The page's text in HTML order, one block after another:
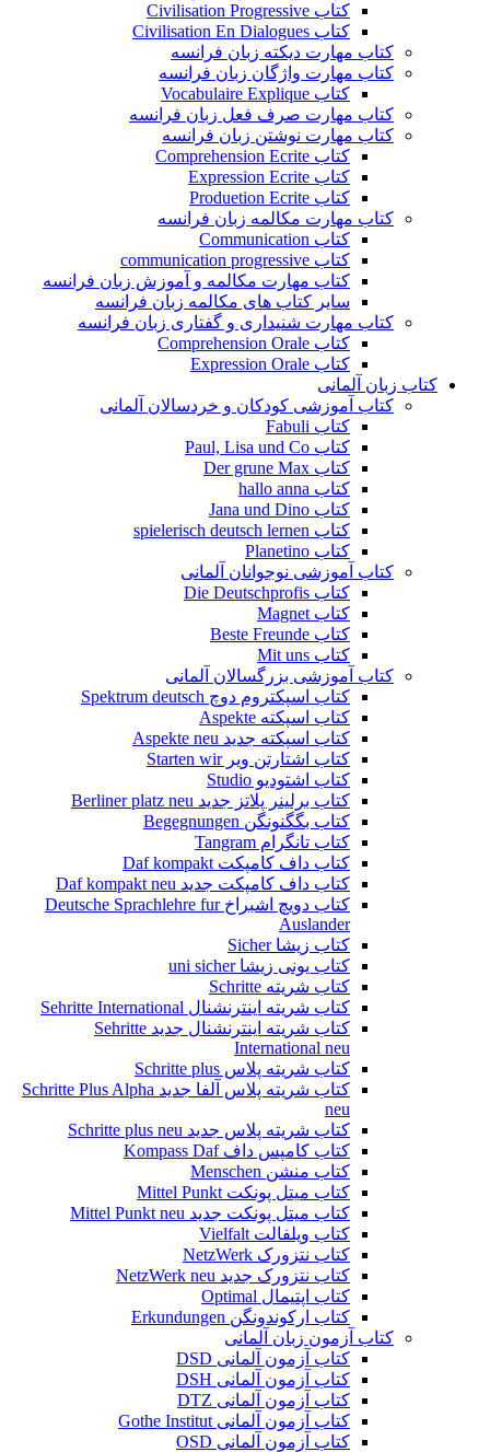
کتاب Civilisation Progressive
کتاب Civilisation En Dialogues
کتاب مهارت دیکته زبان فرانسه
کتاب مهارت واژگان زبان فرانسه
کتاب Vocabulaire Explique
کتاب مهارت صرف فعل زبان فرانسه
کتاب مهارت نوشتن زبان فرانسه
کتاب Comprehension Ecrite
کتاب Expression Ecrite
کتاب Produetion Ecrite
کتاب مهارت مکالمه زبان فرانسه
کتاب Communication
کتاب communication progressive
کتاب مهارت مکالمه و آموزش زبان فرانسه
سایر کتاب های مکالمه زبان فرانسه
کتاب مهارت شنیداری و گفتاری زبان فرانسه
کتاب Comprehension Orale
کتاب Expression Orale
کتاب زبان آلمانی
کتاب آموزشی کودکان و خردسالان آلمانی
کتاب Fabuli
کتاب Paul, Lisa und Co
کتاب Der grune Max
کتاب hallo anna
کتاب Jana und Dino
کتاب spielerisch deutsch lernen
کتاب Planetino
کتاب آموزشی نوجوانان آلمانی
کتاب Die Deutschprofis
کتاب Magnet
کتاب Beste Freunde
کتاب Mit uns
کتاب آموزشی بزرگسالان آلمانی
کتاب اسپکتروم دوچ Spektrum deutsch
کتاب اسپکته Aspekte
کتاب اسپکته جدید Aspekte neu
کتاب اشتارتن ویر Starten wir
کتاب اشتودیو Studio
کتاب برلینر پلاتز جدید Berliner platz neu
کتاب بگگنونگن Begegnungen
کتاب تانگرام Tangram
کتاب داف کامپکت Daf kompakt
کتاب داف کامپکت جدید Daf kompakt neu
کتاب دویچ اشبراخ Deutsche Sprachlehre fur
Auslander
کتاب زیشا Sicher
کتاب یونی زیشا uni sicher
کتاب شریته Schritte
کتاب شریته اینترنشنال Sehritte International
کتاب شریته اینترنشنال جدید Sehritte
International neu
کتاب شریته پلاس Schritte plus
کتاب شریته پلاس آلفا جدید Schritte Plus Alpha
neu
کتاب شریته پلاس جدید Schritte plus neu
کتاب کامپس داف Kompass Daf
کتاب منشن Menschen
کتاب میتل پونکت Mittel Punkt
کتاب میتل پونکت جدید Mittel Punkt neu
کتاب ویلفالت Vielfalt
کتاب نتزورک NetzWerk
کتاب نتزورک جدید NetzWerk neu
کتاب اپتیمال Optimal
کتاب ارکوندونگن Erkundungen
کتاب آزمون زبان آلمانی
کتاب آزمون آلمانی DSD
کتاب آزمون آلمانی DSH
کتاب آزمون آلمانی DTZ
کتاب آزمون آلمانی Gothe Institut
کتاب آزمون آلمانی OSD